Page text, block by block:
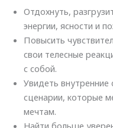
Отдохнуть,
энергии, ясности и
Повысить
свои телесные
с собой.
Увидеть внутренние
сценарии, которые
мечтам.